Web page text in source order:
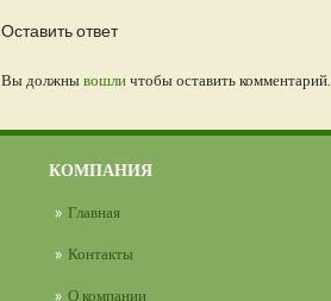
Оставить ответ
Вы должнывошличтобы оставить комментарий.
КОМПАНИЯ
Главная
Контакты
О компании